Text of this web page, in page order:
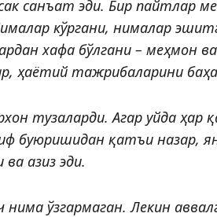
санъат эди. Бир пайтлар
кўргани, нималар
хафа бўлгани – меҳмон
ҳаётий тажрибаларини
тузаларди. Агар уйда ҳар
буюришидан қатъи назар,
азиз эди.
нима ўзгармаган. Лекин